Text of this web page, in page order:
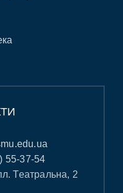
55-37-54
Театральна, 2